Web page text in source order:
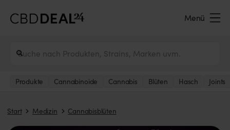
Menü
Produkte Cannabinoide Cannabis Blüten Hasch Joints
Start Medizin Cannabisblüten